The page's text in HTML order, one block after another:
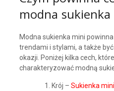
modna
Modna sukienka mini
trendami i stylami, a także
okazji. Poniżej kilka cech,
charakteryzować modną
Krój – Sukienka mini